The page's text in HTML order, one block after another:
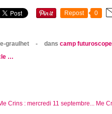
Repost 0
graulhet - dans camp futuroscope
…
Crins : mercredi 11 septembre... Me